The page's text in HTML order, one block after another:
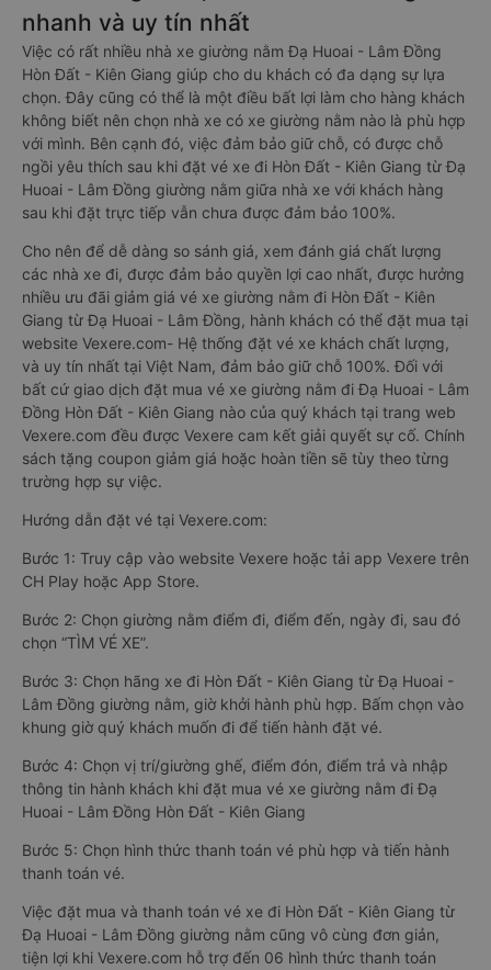
nhanh và uy tín nhất
Việc có rất nhiều nhà xe giường nằm Đạ Huoai - Lâm Đồng
Hòn Đất - Kiên Giang giúp cho du khách có đa dạng sự lựa
chọn. Đây cũng có thể là một điều bất lợi làm cho hàng khách
không biết nên chọn nhà xe có xe giường nằm nào là phù hợp
với mình. Bên cạnh đó, việc đảm bảo giữ chỗ, có được chỗ
ngồi yêu thích sau khi đặt vé xe đi Hòn Đất - Kiên Giang từ Đạ
Huoai - Lâm Đồng giường nằm giữa nhà xe với khách hàng
sau khi đặt trực tiếp vẫn chưa được đảm bảo 100%.
Cho nên để dễ dàng so sánh giá, xem đánh giá chất lượng
các nhà xe đi, được đảm bảo quyền lợi cao nhất, được hưởng
nhiều ưu đãi giảm giá vé xe giường nằm đi Hòn Đất - Kiên
Giang từ Đạ Huoai - Lâm Đồng, hành khách có thể đặt mua tại
website Vexere.com- Hệ thống đặt vé xe khách chất lượng,
và uy tín nhất tại Việt Nam, đảm bảo giữ chỗ 100%. Đối với
bất cứ giao dịch đặt mua vé xe giường nằm đi Đạ Huoai - Lâm
Đồng Hòn Đất - Kiên Giang nào của quý khách tại trang web
Vexere.com đều được Vexere cam kết giải quyết sự cố. Chính
sách tặng coupon giảm giá hoặc hoàn tiền sẽ tùy theo từng
trường hợp sự việc.
Hướng dẫn đặt vé tại Vexere.com:
Bước 1: Truy cập vào website Vexere hoặc tải app Vexere trên
CH Play hoặc App Store.
Bước 2: Chọn giường nằm điểm đi, điểm đến, ngày đi, sau đó
chọn “TÌM VÉ XE”.
Bước 3: Chọn hãng xe đi Hòn Đất - Kiên Giang từ Đạ Huoai -
Lâm Đồng giường nằm, giờ khởi hành phù hợp. Bấm chọn vào
khung giờ quý khách muốn đi để tiến hành đặt vé.
Bước 4: Chọn vị trí/giường ghế, điểm đón, điểm trả và nhập
thông tin hành khách khi đặt mua vé xe giường nằm đi Đạ
Huoai - Lâm Đồng Hòn Đất - Kiên Giang
Bước 5: Chọn hình thức thanh toán vé phù hợp và tiến hành
thanh toán vé.
Việc đặt mua và thanh toán vé xe đi Hòn Đất - Kiên Giang từ
Đạ Huoai - Lâm Đồng giường nằm cũng vô cùng đơn giản,
tiện lợi khi Vexere.com hỗ trợ đến 06 hình thức thanh toán